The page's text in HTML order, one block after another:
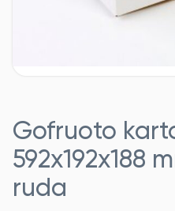
Gofruoto
592x192x188
ruda